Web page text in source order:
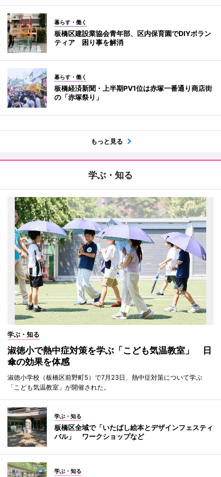
暮らす・働く
板橋区建設業協会青年部、区内保育園でDIYボラン
ティア 困り事を解消
暮らす・働く
板橋経済新聞・上半期PV1位は赤塚一番通り商店街
の「赤塚祭り」
もっと見る
学ぶ・知る
学ぶ・知る
淑徳小で熱中症対策を学ぶ「こども気温教室」 日
傘の効果を体感
淑徳小学校（板橋区前野町5）で7月23日、熱中症対策について学ぶ
「こども気温教室」が開催された。
学ぶ・知る
板橋区全域で「いたばし絵本とデザインフェスティ
バル」 ワークショップなど
学ぶ・知る